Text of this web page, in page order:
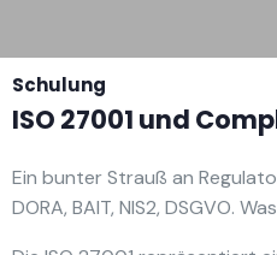
Schulung
ISO 27001 und
Ein bunter Strauß an
DORA, BAIT, NIS2, DSGVO.